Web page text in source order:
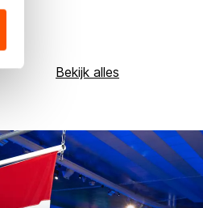
Bekijk alles